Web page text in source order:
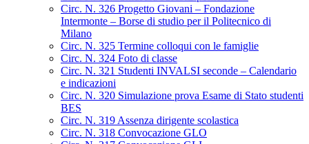
Circ. N. 326 Progetto Giovani – Fondazione
Intermonte – Borse di studio per il Politecnico di
Milano
Circ. N. 325 Termine colloqui con le famiglie
Circ. N. 324 Foto di classe
Circ. N. 321 Studenti INVALSI seconde – Calendario
e indicazioni
Circ. N. 320 Simulazione prova Esame di Stato studenti
BES
Circ. N. 319 Assenza dirigente scolastica
Circ. N. 318 Convocazione GLO